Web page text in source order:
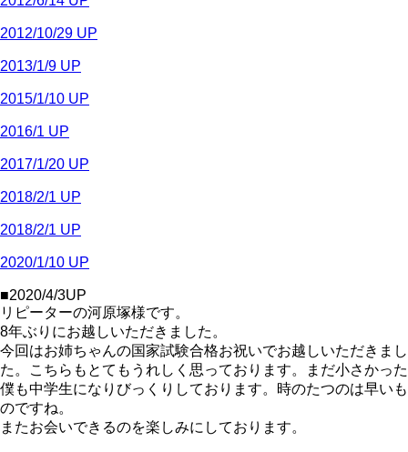
2012/10/29 UP
2013/1/9 UP
2015/1/10 UP
2016/1 UP
2017/1/20 UP
2018/2/1 UP
2018/2/1 UP
2020/1/10 UP
■2020/4/3UP
リピーターの河原塚様です。
8年ぶりにお越しいただきました。
今回はお姉ちゃんの国家試験合格お祝いでお越しいただきまし
た。こちらもとてもうれしく思っております。まだ小さかった
僕も中学生になりびっくりしております。時のたつのは早いも
のですね。
またお会いできるのを楽しみにしております。